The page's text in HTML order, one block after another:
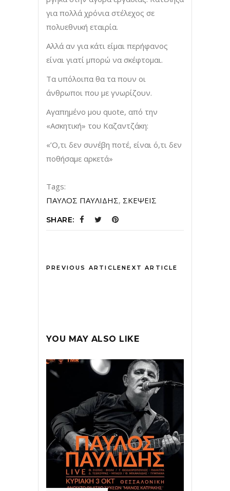
για πολλά χρόνια στέλεχος σε
πολυεθνική εταιρία.
Αλλά αν για κάτι είμαι περήφανος
είναι γιατί μπορώ να σκέφτομαι.
Τα υπόλοιπα θα τα πουν οι
άνθρωποι που με γνωρίζουν.
Αγαπημένο μου quote, από την
«Ασκητική» του Καζαντζάκη:
«’Ο,τι δεν συνέβη ποτέ, είναι ό,τι δεν
ποθήσαμε αρκετά»
Tags:
ΠΑΥΛΟΣ ΠΑΥΛΙΔΗΣ, ΣΚΕΨΕΙΣ
SHARE:
PREVIOUS ARTICLENEXT ARTICLE
YOU MAY ALSO LIKE